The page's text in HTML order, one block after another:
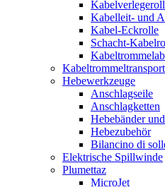
Kabelleit- und
Kabel-Eckrolle
Schacht-
Hebewerkzeuge
Anschlagseile
Anschlagketten
Hebebänder
Hebezubehör
Bilancino di
Elektrische Spillwinde
Plumettaz
MicroJet